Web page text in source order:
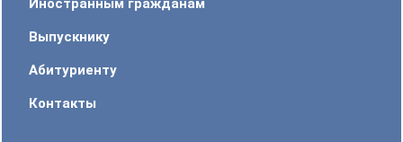
Иностранным гражданам
Выпускнику
Абитуриенту
Контакты